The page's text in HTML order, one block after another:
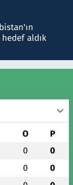
aldık
O P
0 0
0 0